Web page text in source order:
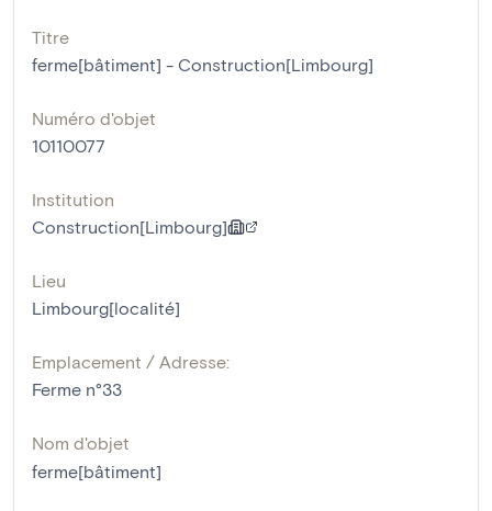
Titre
ferme[bâtiment] - Construction[Limbourg]
Numéro d'objet
10110077
Institution
Construction[Limbourg]
Lieu
Limbourg[localité]
Emplacement / Adresse:
Ferme n°33
Nom d'objet
ferme[bâtiment]